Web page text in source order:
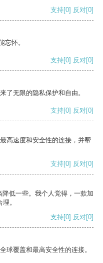
支持[0] 反对[0]
忘怀。
支持[0] 反对[0]
了无限的隐私保护和自由。
支持[0] 反对[0]
高速度和安全性的连接，并帮
支持[0] 反对[0]
低一些。我个人觉得，一款加
。
支持[0] 反对[0]
球覆盖和最高安全性的连接。